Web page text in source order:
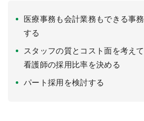
医療事務も会計業務もできる事
する
スタッフの質とコスト面を考え
看護師の採用比率を決める
パート採用を検討する